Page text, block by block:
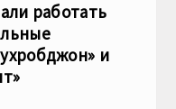
работать
и